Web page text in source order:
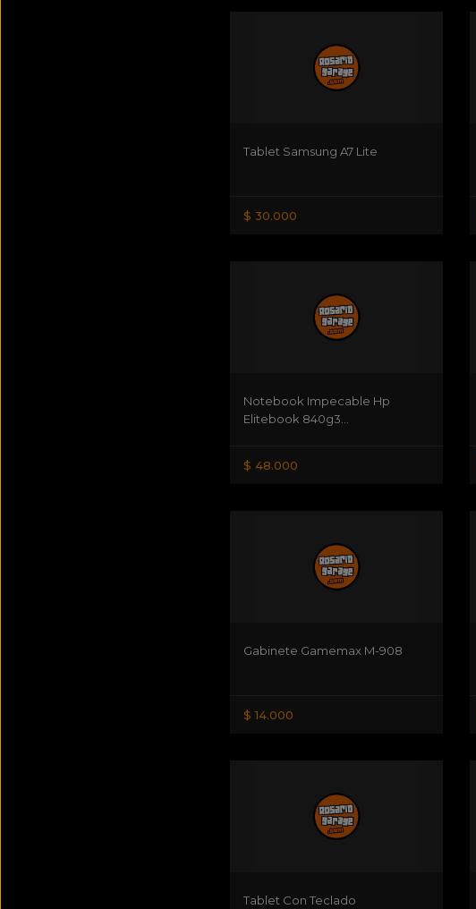
Tablet Samsung A7 Lite
$ 30.000
Notebook Impecable Hp
Elitebook 840g3...
$ 48.000
Gabinete Gamemax M-908
$ 14.000
Tablet Con Teclado